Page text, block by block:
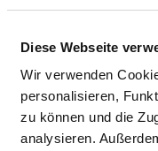
Diese Webseite
Wir verwenden
personalisieren,
zu können und die
analysieren.
Georgstraße 12
Tel.:0441-229-1701
Fax: 0441-229-
Mail:ed.latipsoh-